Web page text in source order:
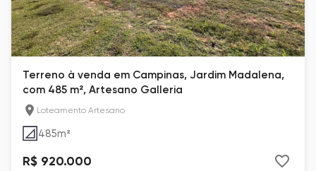
Terreno à venda em Campinas, Jardim Madalena,
com 485 m², Artesano Galleria
Loteamento Artesano
485m²
R$ 920.000